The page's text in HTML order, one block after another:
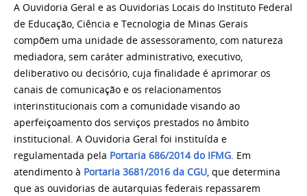
A Ouvidoria Geral e as Ouvidorias Locais do Instituto Federal
de Educação, Ciência e Tecnologia de Minas Gerais
compõem uma unidade de assessoramento, com natureza
mediadora, sem caráter administrativo, executivo,
deliberativo ou decisório, cuja finalidade é aprimorar os
canais de comunicação e os relacionamentos
interinstitucionais com a comunidade visando ao
aperfeiçoamento dos serviços prestados no âmbito
institucional. A Ouvidoria Geral foi instituída e
regulamentada pela Portaria 686/2014 do IFMG. Em
atendimento à Portaria 3681/2016 da CGU, que determina
que as ouvidorias de autarquias federais repassarem